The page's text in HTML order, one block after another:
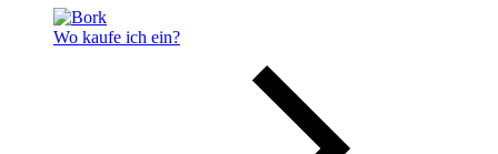
Wo kaufe ich ein?